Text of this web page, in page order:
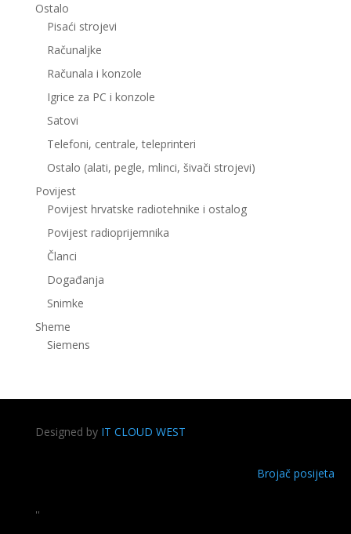
Ostalo
Pisaći strojevi
Računaljke
Računala i konzole
Igrice za PC i konzole
Satovi
Telefoni, centrale, teleprinteri
Ostalo (alati, pegle, mlinci, šivači strojevi)
Povijest
Povijest hrvatske radiotehnike i ostalog
Povijest radioprijemnika
Članci
Događanja
Snimke
Sheme
Siemens
Designed by IT CLOUD WEST
Brojač posijeta
''